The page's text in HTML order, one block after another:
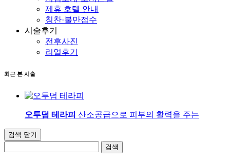
제휴 호텔 안내
칭찬·불만접수
시술후기
전후사진
리얼후기
최근 본 시술
오투덤 테라피 산소공급으로 피부의 활력을 주는
검색 닫기
검색